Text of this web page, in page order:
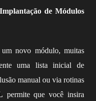
de Módulos
novo módulo, muitas
uma lista inicial de
manual ou via rotinas
permite que você insira